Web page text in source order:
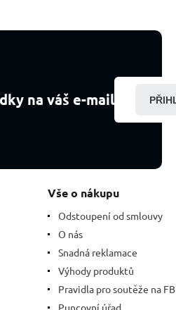
na váš e-mail
Vše o nákupu
Odstoupení od smlouvy
O nás
Snadná reklamace
Výhody produktů
Pravidla pro soutěže na FB
Puncovní úřad